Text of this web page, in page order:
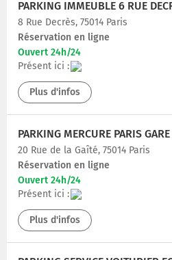
8 Rue Decrès, 75014 Paris
Réservation en ligne
Ouvert 24h/24
Présent ici :
Plus d'infos
20 Rue de la Gaîté, 75014 Paris
Réservation en ligne
Ouvert 24h/24
Présent ici :
Plus d'infos